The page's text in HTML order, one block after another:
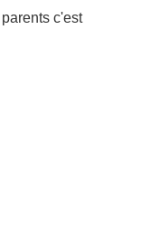
c'est